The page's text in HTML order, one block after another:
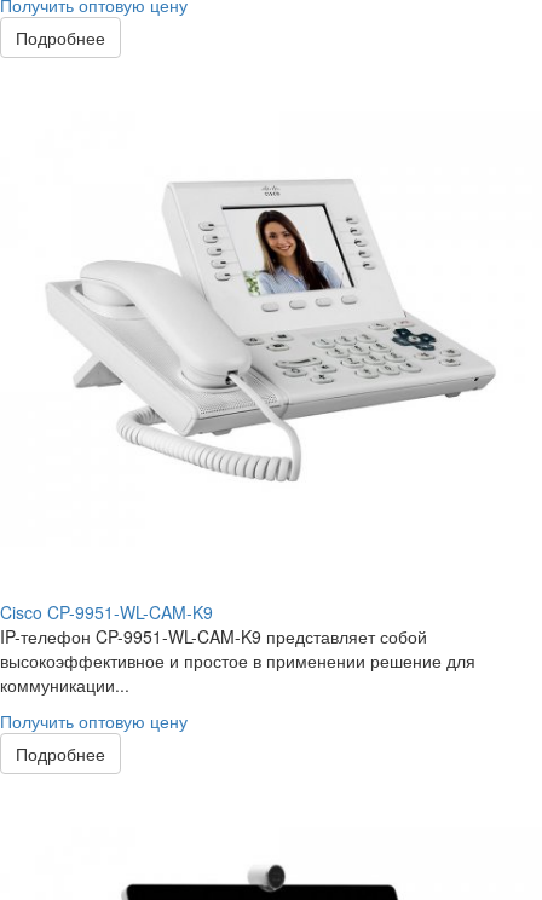
Получить оптовую цену
Подробнее
Cisco CP-9951-WL-CAM-K9
IP-телефон CP-9951-WL-CAM-K9 представляет собой
высокоэффективное и простое в применении решение для
коммуникации...
Получить оптовую цену
Подробнее